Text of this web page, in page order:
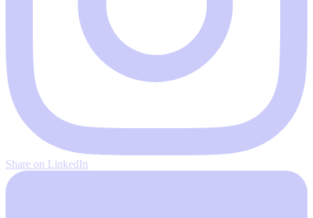
Share on LinkedIn